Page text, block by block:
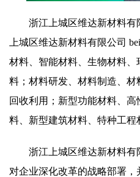
浙江上城区维达新材料
上城区维达新材料有限公司
材料、智能材料、生物材料
料；材料研发、材料制造、
回收利用；新型功能材料、
料、新型建筑材料、特种工程
浙江上城区维达新材料
对企业深化改革的战略部署